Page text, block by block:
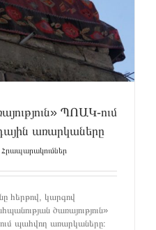
ՊՈԱԿ-ում
առարկաները
Հրապարակումներ
հերթով, կարգով
ծառայություն»
պահվող առարկաները։